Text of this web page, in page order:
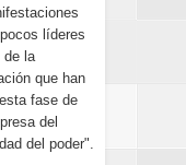
líderes
de la
que han
fase de
del
del poder".